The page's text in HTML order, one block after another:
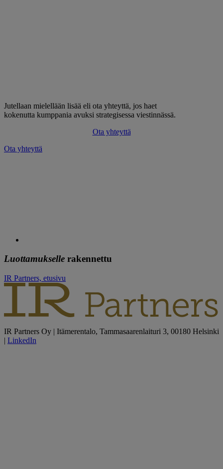
Jutellaan mielellään lisää eli ota yhteyttä, jos haet
kokenutta kumppania avuksi strategisessa viestinnässä.
Ota yhteyttä
Ota yhteyttä
Luottamukselle rakennettu
IR Partners, etusivu
IR Partners Oy | Itämerentalo, Tammasaarenlaituri 3, 00180 Helsinki
| LinkedIn